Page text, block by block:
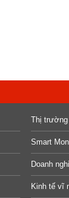
Thị
Smart
Doanh
Kinh tế vĩ